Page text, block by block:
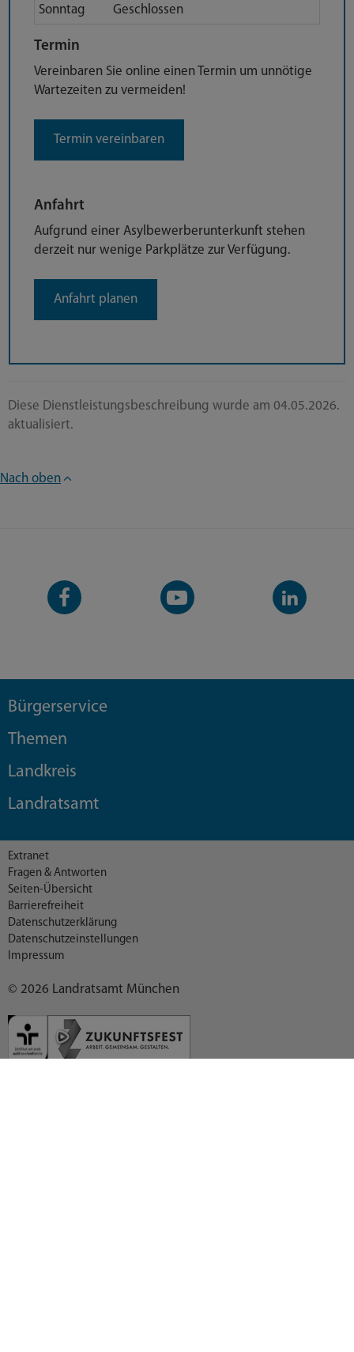
Sonntag
Geschlossen
Anfahrt
Termin
Vereinbaren Sie online einen Termin um unnötige
Wartezeiten zu vermeiden!
Termin vereinbaren
Anfahrt
Aufgrund einer Asylbewerberunterkunft stehen
derzeit nur wenige Parkplätze zur Verfügung.
Anfahrt planen
Diese Dienstleistungsbeschreibung wurde am 04.05.2026.
aktualisiert.
Nach oben
Facebook-
Seite
YouTube-
Kanal
LinkedIn-
Kanal
Bürgerservice
Themen
Landkreis
Landratsamt
© 2026 Landratsamt München
Extranet
Fragen & Antworten
Seiten-Übersicht
Barrierefreiheit
Datenschutzerklärung
Datenschutzeinstellungen
Impressum